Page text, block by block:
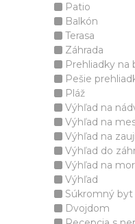
Patio
Balkón
Terasa
Záhrada
Prehliadky na
Pešie
Pláž
Výhľad na
Výhľad na
Výhľad na
Výhľad do
Výhľad na
Výhľad
Súkromný
Dvojdom